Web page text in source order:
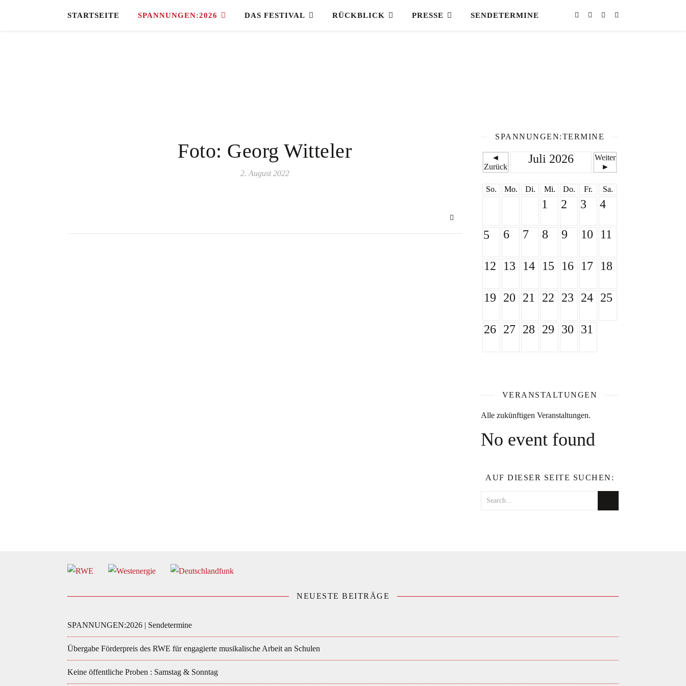
STARTSEITE SPANNUNGEN:2026 DAS FESTIVAL RÜCKBLICK PRESSE SENDETERMINE
Foto: Georg Witteler
2. August 2022
SPANNUNGEN:TERMINE
◄
Zurück
Juli 2026
Weiter
►
So. Mo. Di. Mi. Do. Fr. Sa.
1 2 3 4
5 6 7 8 9 10 11
12 13 14 15 16 17 18
19 20 21 22 23 24 25
26 27 28 29 30 31
VERANSTALTUNGEN
Alle zukünftigen Veranstaltungen.
No event found
AUF DIESER SEITE SUCHEN:
NEUESTE BEITRÄGE
SPANNUNGEN:2026 | Sendetermine
Übergabe Förderpreis des RWE für engagierte musikalische Arbeit an Schulen
Keine öffentliche Proben : Samstag & Sonntag